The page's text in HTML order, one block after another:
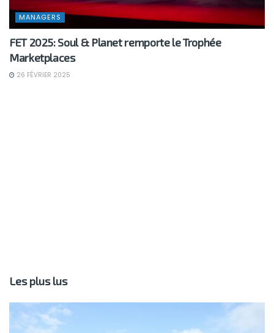
MANAGERS
FET 2025: Soul & Planet remporte le Trophée
Marketplaces
26 FÉVRIER 2025
Les plus lus